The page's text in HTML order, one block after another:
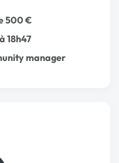
500 €
18h47
manager